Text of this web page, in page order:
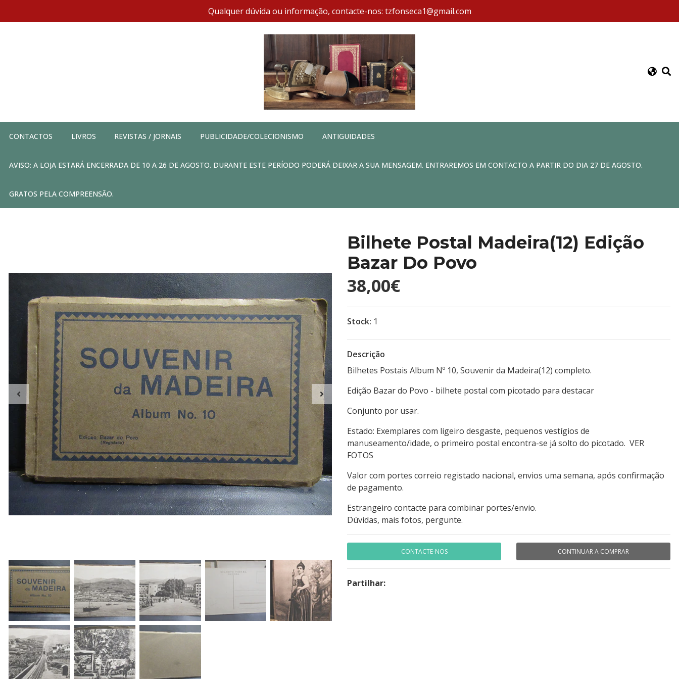
Qualquer dúvida ou informação, contacte-nos: tzfonseca1@gmail.com
CONTACTOS LIVROS REVISTAS / JORNAIS PUBLICIDADE/COLECIONISMO ANTIGUIDADES
AVISO: A LOJA ESTARÁ ENCERRADA DE 10 A 26 DE AGOSTO. DURANTE ESTE PERÍODO PODERÁ DEIXAR A SUA MENSAGEM. ENTRAREMOS EM CONTACTO A PARTIR DO DIA 27 DE AGOSTO.
GRATOS PELA COMPREENSÃO.
Bilhete Postal Madeira(12) Edição
Bazar Do Povo
38,00€
Stock: 1
Descrição
Bilhetes Postais Album Nº 10, Souvenir da Madeira(12) completo.
Edição Bazar do Povo - bilhete postal com picotado para destacar
Conjunto por usar.
Estado: Exemplares com ligeiro desgaste, pequenos vestígios de
manuseamento/idade, o primeiro postal encontra-se já solto do picotado. VER
FOTOS
Valor com portes correio registado nacional, envios uma semana, após confirmação
de pagamento.
Estrangeiro contacte para combinar portes/envio.
Dúvidas, mais fotos, pergunte.
CONTACTE-NOS CONTINUAR A COMPRAR
Partilhar: